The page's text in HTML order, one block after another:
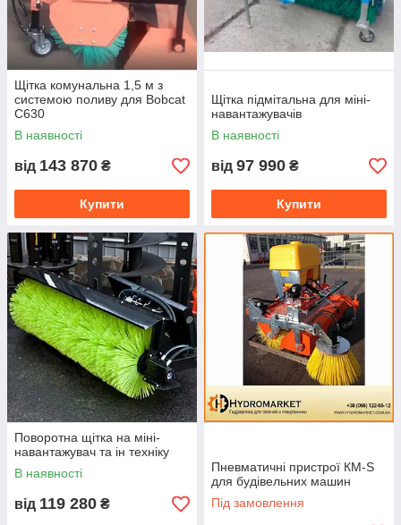
Щітка комунальна 1,5 м з
системою поливу для Bobcat
C630
В наявності
від 143 870 ₴
Купити
Щітка підмітальна для міні-
навантажувачів
В наявності
від 97 990 ₴
Купити
Поворотна щітка на міні-
навантажувач та ін техніку
В наявності
від 119 280 ₴
Пневматичні пристрої КМ-S
для будівельних машин
Під замовлення